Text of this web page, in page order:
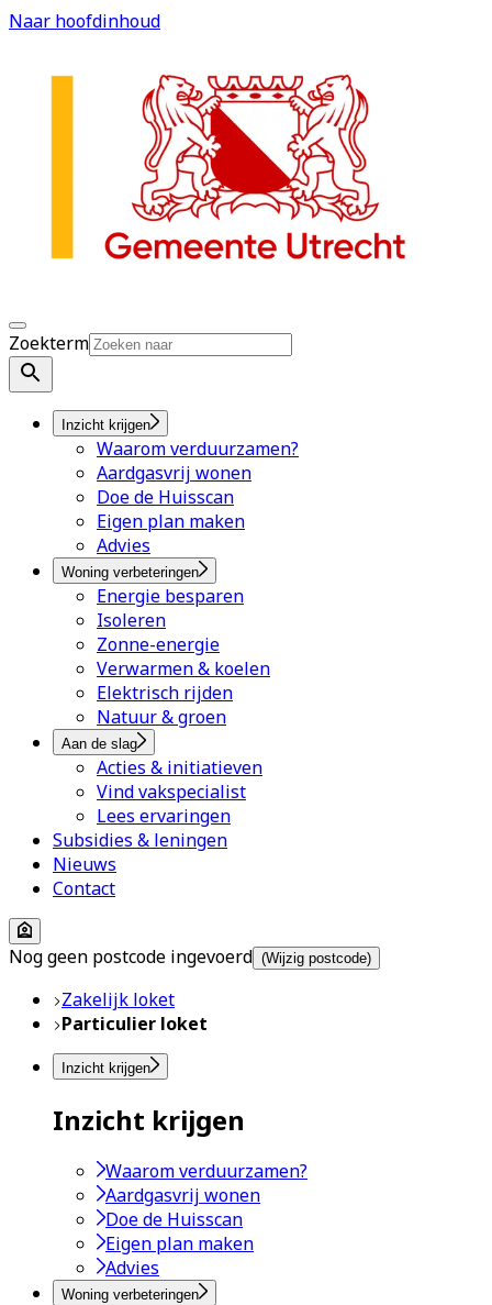
Naar hoofdinhoud
Zoekterm
Inzicht krijgen
Waarom verduurzamen?
Aardgasvrij wonen
Doe de Huisscan
Eigen plan maken
Advies
Woning verbeteringen
Energie besparen
Isoleren
Zonne-energie
Verwarmen & koelen
Elektrisch rijden
Natuur & groen
Aan de slag
Acties & initiatieven
Vind vakspecialist
Lees ervaringen
Subsidies & leningen
Nieuws
Contact
Nog geen postcode ingevoerd (Wijzig postcode)
Zakelijk loket
Particulier loket
Inzicht krijgen
Inzicht krijgen
Waarom verduurzamen?
Aardgasvrij wonen
Doe de Huisscan
Eigen plan maken
Advies
Woning verbeteringen